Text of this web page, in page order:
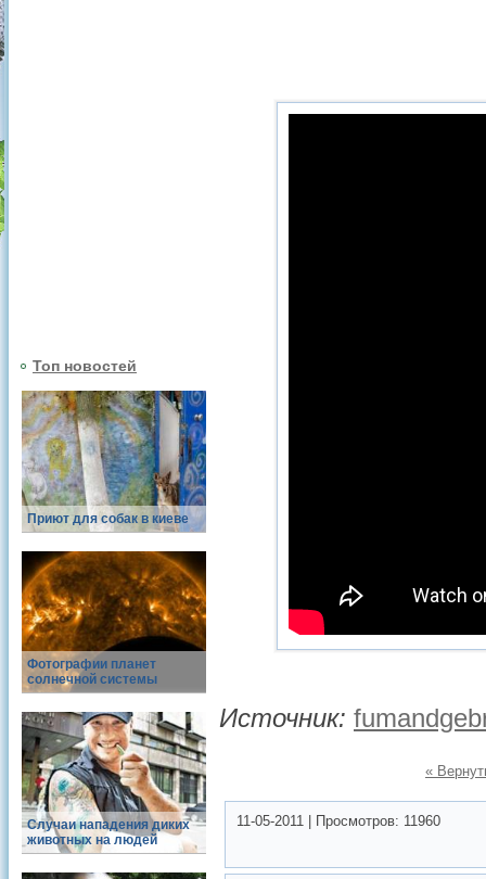
Топ новостей
Приют для собак в киеве
Фотографии планет
солнечной системы
Случаи нападения диких
животных на людей
Источник:
«
11-05-2011 Просмотров: 11960